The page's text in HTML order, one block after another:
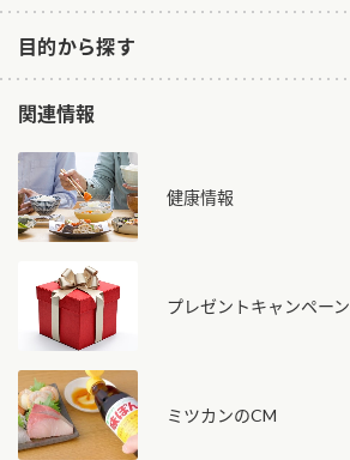
目的から探す
関連情報
健康情報
プレゼントキャンペーン
ミツカンのCM